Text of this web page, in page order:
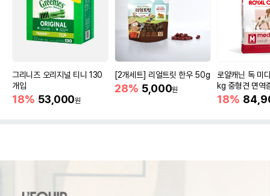
그리니즈 오리지널 티니 130
개입
18% 53,000원
[2개세트] 리얼트릿 한우 50g
28% 5,000원
로얄캐닌 독 미
kg 중형견 면역
18%